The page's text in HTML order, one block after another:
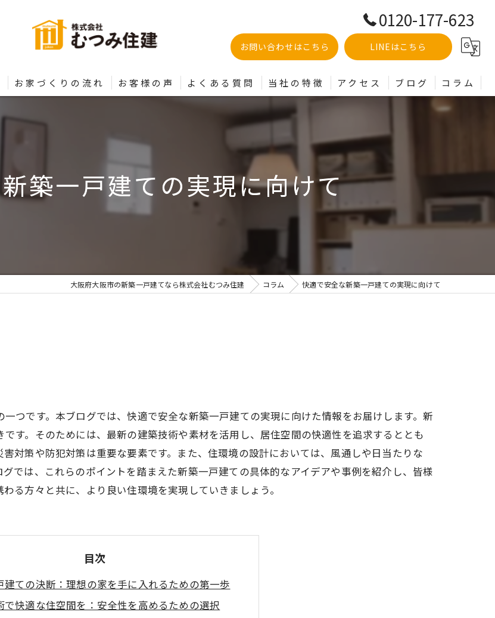
0120-177-623
お問い合わせはこちら LINEはこちら
お家づくりの流れ お客様の声 よくある質問 当社の特徴
土地
分譲
建売
アクセス ブログ コラム
築一戸建ての実現に向けて
大阪府大阪市の新築一戸建てなら株式会社むつみ住建 コラム 快適で安全な新築一戸建ての実現に向けて
つです。本ブログでは、快適で安全な新築一戸建ての実現に向けた情報をお届けします。新
す。そのためには、最新の建築技術や素材を活用し、居住空間の快適性を追求するととも
対策や防犯対策は重要な要素です。また、住環境の設計においては、風通しや日当たりな
では、これらのポイントを踏まえた新築一戸建ての具体的なアイデアや事例を紹介し、皆様
る方々と共に、より良い住環境を実現していきましょう。
目次
建ての決断：理想の家を手に入れるための第一歩
で快適な住空間を：安全性を高めるための選択